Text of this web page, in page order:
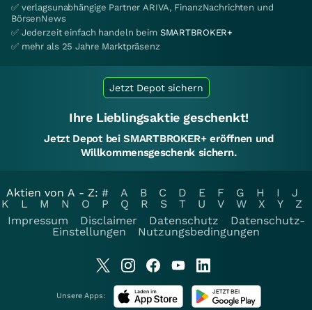
✅ verlagsunabhängige Partner ARIVA, FinanzNachrichten und
BörsenNews
✅ Jederzeit einfach handeln beim SMARTBROKER+
✅ mehr als 25 Jahre Marktpräsenz
Jetzt Depot sichern
Ihre Lieblingsaktie geschenkt!
Jetzt Depot bei SMARTBROKER+ eröffnen und
Willkommensgeschenk sichern.
Aktien von A - Z: # A B C D E F G H I
J
K
L M N O P Q R S T U V W X Y
Z
Impressum
Disclaimer Datenschutz
Datenschutz-
Einstellungen
Nutzungsbedingungen
Unsere Apps: